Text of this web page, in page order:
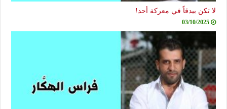
لا تكن بيدقاً في معركة أحد!
03/10/2025